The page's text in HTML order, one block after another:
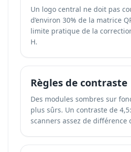
Un logo central ne doit pas
d’environ 30% de la matrice
limite pratique de la
H.
Règles de contraste
Des modules sombres sur
plus sûrs. Un contraste de
scanners assez de différence